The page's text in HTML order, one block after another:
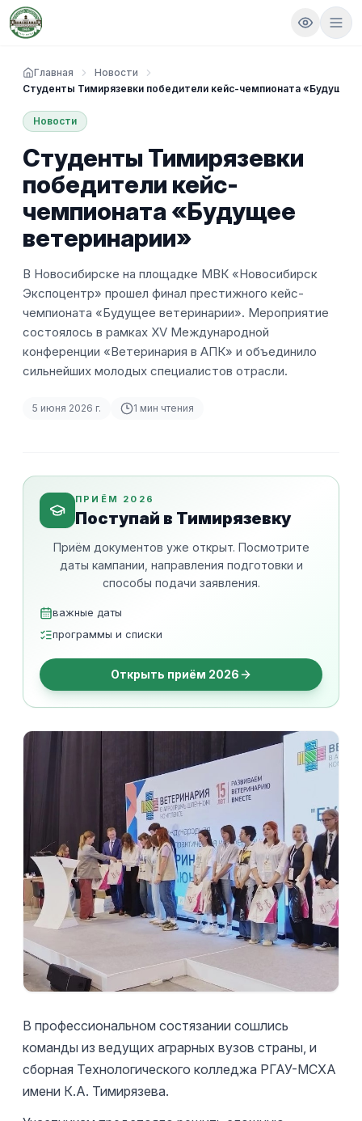
Главная
Новости
Студенты Тимирязевки победители кейс-чемпионата «Будущее
Новости
Студенты Тимирязевки
победители кейс-
чемпионата «Будущее
ветеринарии»
В Новосибирске на площадке МВК «Новосибирск
Экспоцентр» прошел финал престижного кейс-
чемпионата «Будущее ветеринарии». Мероприятие
состоялось в рамках XV Международной
конференции «Ветеринария в АПК» и объединило
сильнейших молодых специалистов отрасли.
5 июня 2026 г. 1 мин чтения
ПРИЁМ 2026
Поступай в Тимирязевку
Приём документов уже открыт. Посмотрите
даты кампании, направления подготовки и
способы подачи заявления.
важные даты
программы и списки
Открыть приём 2026
В профессиональном состязании сошлись
команды из ведущих аграрных вузов страны, и
сборная Технологического колледжа РГАУ-МСХА
имени К.А. Тимирязева.